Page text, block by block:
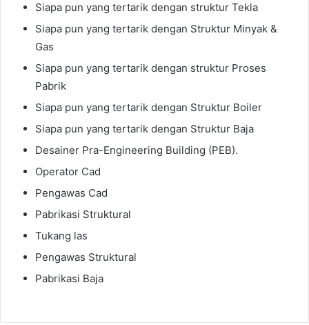
Siapa pun yang tertarik dengan struktur Tekla
Siapa pun yang tertarik dengan Struktur Minyak &
Gas
Siapa pun yang tertarik dengan struktur Proses
Pabrik
Siapa pun yang tertarik dengan Struktur Boiler
Siapa pun yang tertarik dengan Struktur Baja
Desainer Pra-Engineering Building (PEB).
Operator Cad
Pengawas Cad
Pabrikasi Struktural
Tukang las
Pengawas Struktural
Pabrikasi Baja